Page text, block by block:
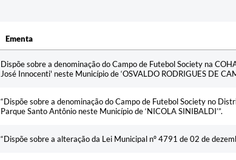
Ementa
Dispõe sobre a denominação do Campo de Futebol Society na
José Innocenti' neste Município de ‘OSVALDO RODRIGUES DE
“Dispõe sobre a denominação do Campo de Futebol Society no
Parque Santo Antônio neste Município de ‘NICOLA SINIBALDI’”.
“Dispõe sobre a alteração da Lei Municipal nº 4791 de 02 de